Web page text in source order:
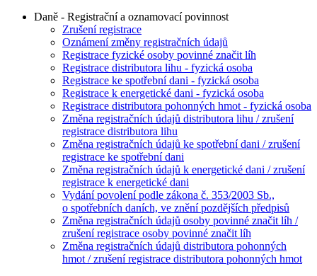
Daně - Registrační a oznamovací povinnost
Zrušení registrace
Oznámení změny registračních údajů
Registrace fyzické osoby povinné značit líh
Registrace distributora lihu - fyzická osoba
Registrace ke spotřební dani - fyzická osoba
Registrace k energetické dani - fyzická osoba
Registrace distributora pohonných hmot - fyzická osoba
Změna registračních údajů distributora lihu / zrušení
registrace distributora lihu
Změna registračních údajů ke spotřební dani / zrušení
registrace ke spotřební dani
Změna registračních údajů k energetické dani / zrušení
registrace k energetické dani
Vydání povolení podle zákona č. 353/2003 Sb.,
o spotřebních daních, ve znění pozdějších předpisů
Změna registračních údajů osoby povinné značit líh /
zrušení registrace osoby povinné značit líh
Změna registračních údajů distributora pohonných
hmot / zrušení registrace distributora pohonných hmot